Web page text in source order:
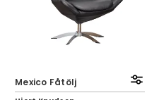
Mexico Fåtölj